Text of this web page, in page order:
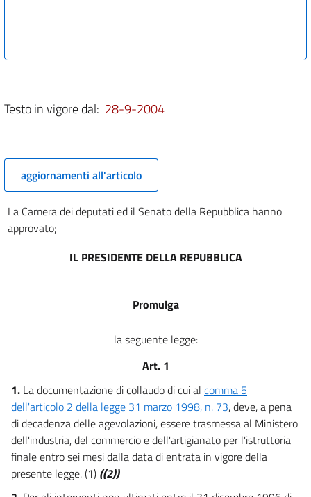
Testo in vigore dal: 28-9-2004
aggiornamenti all'articolo
La Camera dei deputati ed il Senato della Repubblica hanno
approvato;
IL PRESIDENTE DELLA REPUBBLICA
Promulga
la seguente legge:
Art. 1
1. La documentazione di collaudo di cui al comma 5
dell'articolo 2 della legge 31 marzo 1998, n. 73, deve, a pena
di decadenza delle agevolazioni, essere trasmessa al Ministero
dell'industria, del commercio e dell'artigianato per l'istruttoria
finale entro sei mesi dalla data di entrata in vigore della
presente legge. (1) ((2))